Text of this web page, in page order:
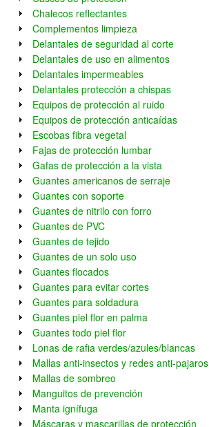
Chalecos reflectantes
Complementos limpieza
Delantales de seguridad al corte
Delantales de uso en alimentos
Delantales impermeables
Delantales protección a chispas
Equipos de protección al ruido
Equipos de protección anticaídas
Escobas fibra vegetal
Fajas de protección lumbar
Gafas de protección a la vista
Guantes americanos de serraje
Guantes con soporte
Guantes de nitrilo con forro
Guantes de PVC
Guantes de tejido
Guantes de un solo uso
Guantes flocados
Guantes para evitar cortes
Guantes para soldadura
Guantes piel flor en palma
Guantes todo piel flor
Lonas de rafia verdes/azules/blancas
Mallas anti-insectos y redes anti-pajaros
Mallas de sombreo
Manguitos de prevención
Manta ignífuga
Máscaras y mascarillas de protección